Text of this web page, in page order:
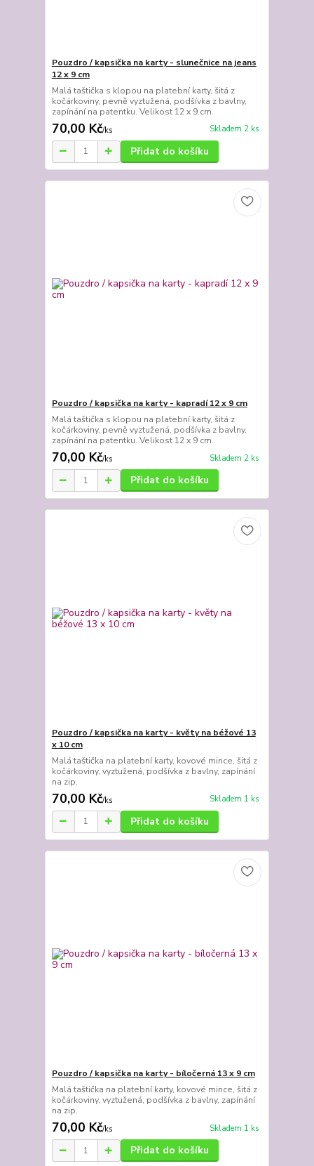
Pouzdro / kapsička na karty - slunečnice na jeans
12 x 9 cm
Malá taštička s klopou na platební karty, šitá z
kočárkoviny, pevně vyztužená, podšívka z bavlny,
zapínání na patentku. Velikost 12 x 9 cm.
70,00 Kč/ks Skladem 2 ks
Přidat do košíku
Pouzdro / kapsička na karty - kapradí 12 x 9 cm
Malá taštička s klopou na platební karty, šitá z
kočárkoviny, pevně vyztužená, podšívka z bavlny,
zapínání na patentku. Velikost 12 x 9 cm.
70,00 Kč/ks Skladem 2 ks
Přidat do košíku
Pouzdro / kapsička na karty - květy na béžové 13
x 10 cm
Malá taštička na platební karty, kovové mince, šitá z
kočárkoviny, vyztužená, podšívka z bavlny, zapínání
na zip.
70,00 Kč/ks Skladem 1 ks
Přidat do košíku
Pouzdro / kapsička na karty - bíločerná 13 x 9 cm
Malá taštička na platební karty, kovové mince, šitá z
kočárkoviny, vyztužená, podšívka z bavlny, zapínání
na zip.
70,00 Kč/ks Skladem 1 ks
Přidat do košíku